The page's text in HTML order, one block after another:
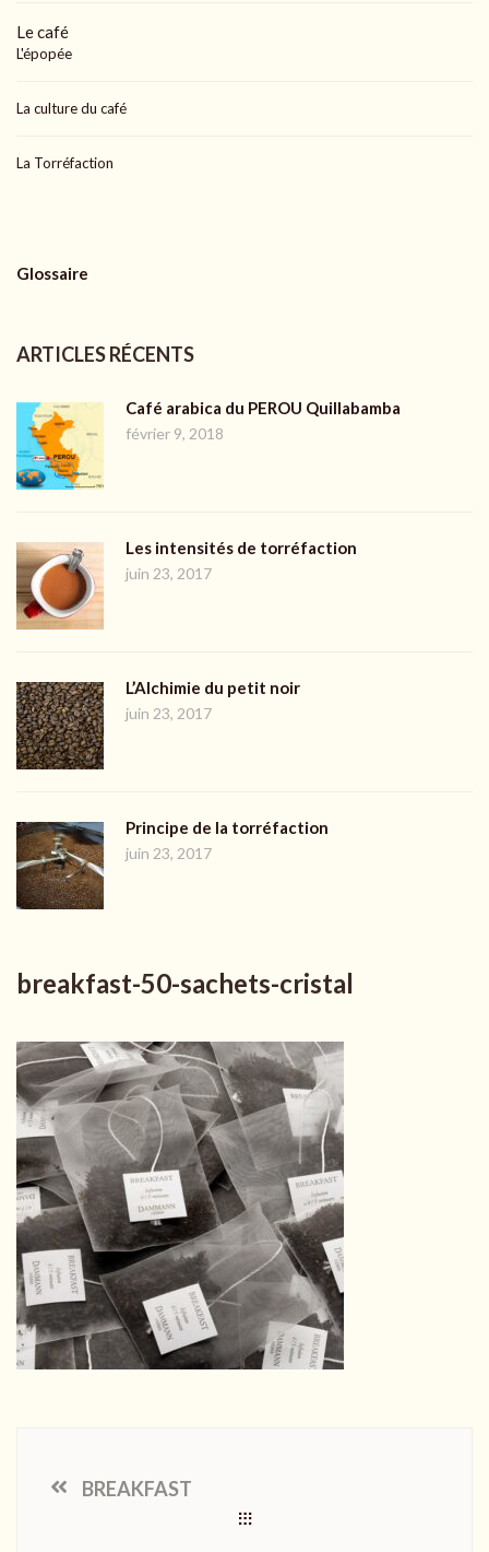
Le café
L'épopée
La culture du café
La Torréfaction
Glossaire
ARTICLES RÉCENTS
Café arabica du PEROU Quillabamba
février 9, 2018
Les intensités de torréfaction
juin 23, 2017
L’Alchimie du petit noir
juin 23, 2017
Principe de la torréfaction
juin 23, 2017
breakfast-50-sachets-cristal
BREAKFAST